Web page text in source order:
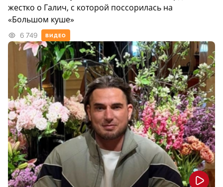
ВИДЕО
жестко о Галич, с которой поссорилась на
«Большом куше»
6 749